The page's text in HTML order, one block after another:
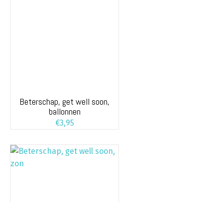
Beterschap, get well soon,
ballonnen
€3,95